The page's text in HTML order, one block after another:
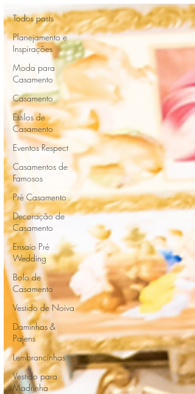
Todos posts
Planejamento e
Inspirações
Moda para
Casamento
Casamento
Estilos de
Casamento
Eventos Respect
Casamentos de
Famosos
Pré Casamento
Decoração de
Casamento
Ensaio Pré
Wedding
Bolo de
Casamento
Vestido de Noiva
Daminhas &
Pajens
Lembrancinhas
Vestido para
Madrinha